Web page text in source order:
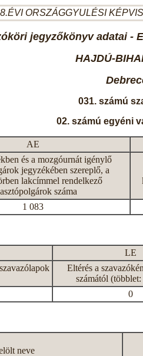
ORSZÁGGYULÉSI
jegyzőkönyv adatai -
HAJDÚ-
031. számú
02. számú egyéni
AE
és a mozgóurnát igénylő
jegyzékében szereplő, a
lakcímmel rendelkező
száma
1 083
LE
Eltérés a
számától
0
neve